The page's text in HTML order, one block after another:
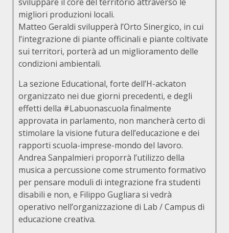
migliori produzioni locali.
Matteo Geraldi svilupperà l’Orto Sinergico, in cui
l’integrazione di piante officinali e piante coltivate
sui territori, porterà ad un miglioramento delle
condizioni ambientali.
La sezione Educational, forte dell’H-ackaton
organizzato nei due giorni precedenti, e degli
effetti della #Labuonascuola finalmente
approvata in parlamento, non mancherà certo di
stimolare la visione futura dell’educazione e dei
rapporti scuola-imprese-mondo del lavoro.
Andrea Sanpalmieri proporrà l’utilizzo della
musica a percussione come strumento formativo
per pensare moduli di integrazione fra studenti
disabili e non, e Filippo Gugliara si vedrà
operativo nell’organizzazione di Lab / Campus di
educazione creativa.